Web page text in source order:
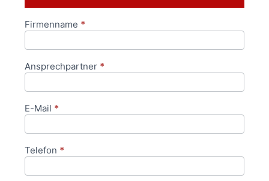
Anfrageformular
Firmenname *
Ansprechpartner *
E-Mail *
Telefon *